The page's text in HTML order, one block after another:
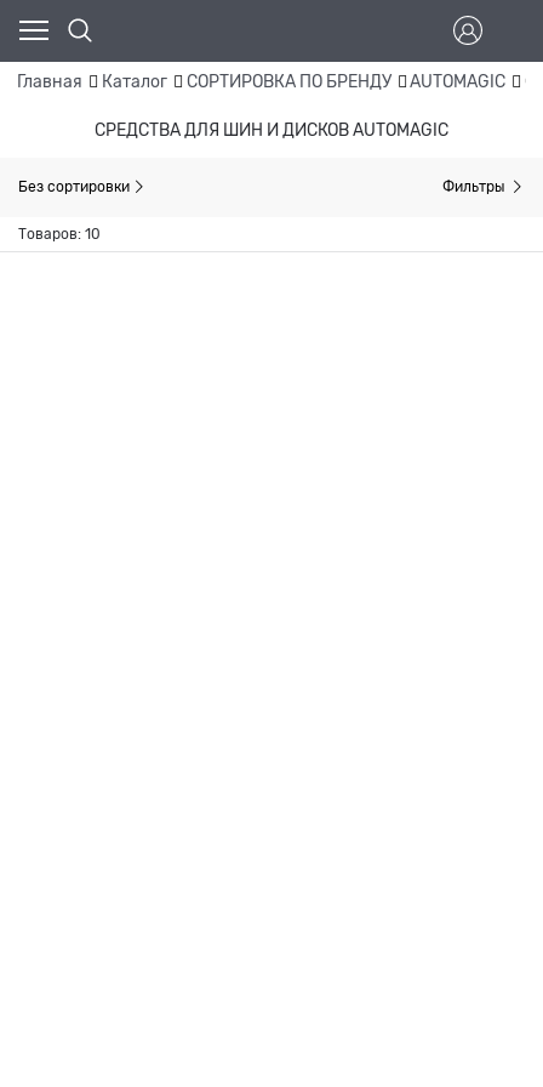
Главная Каталог СОРТИРОВКА ПО БРЕНДУ AUTOMAGIC
СРЕДСТВА ДЛЯ ШИН И ДИСКОВ AUTOMAGIC
Без сортировки Фильтры
Товаров: 10